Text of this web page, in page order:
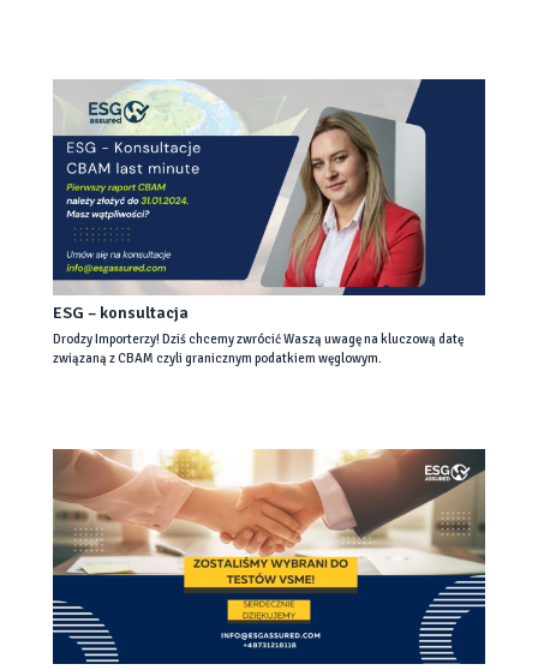
ESG – konsultacja
Drodzy Importerzy! Dziś chcemy zwrócić Waszą uwagę na kluczową datę
związaną z CBAM czyli granicznym podatkiem węglowym.